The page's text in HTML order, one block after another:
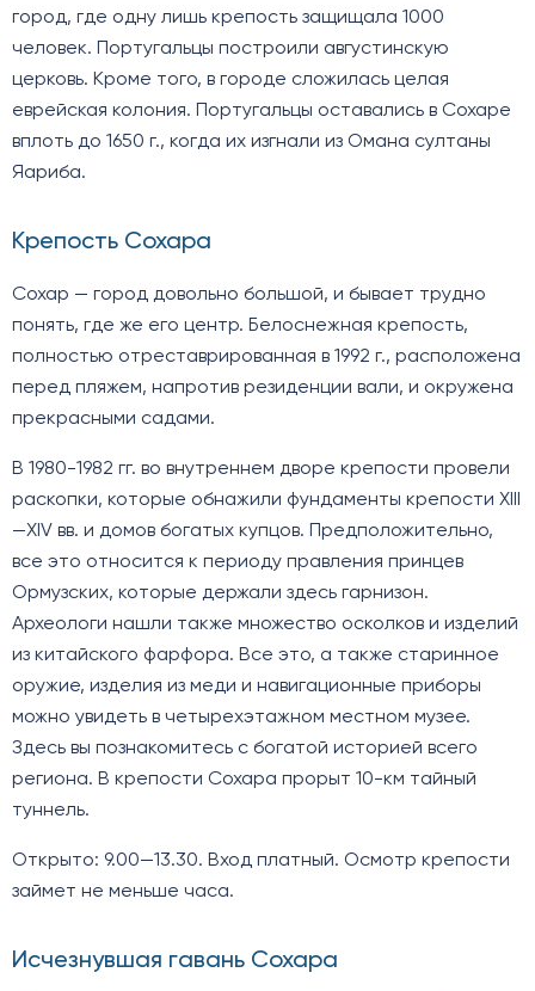
город, где одну лишь крепость защищала 1000
человек. Португальцы построили августинскую
церковь. Кроме того, в городе сложилась целая
еврейская колония. Португальцы оставались в Сохаре
вплоть до 1650 г., когда их изгнали из Омана султаны
Яариба.
Крепость Сохара
Сохар — город довольно большой, и бывает трудно
понять, где же его центр. Белоснежная крепость,
полностью отреставрированная в 1992 г., расположена
перед пляжем, напротив резиденции вали, и окружена
прекрасными садами.
В 1980-1982 гг. во внутреннем дворе крепости провели
раскопки, которые обнажили фундаменты крепости XIII
—XIV вв. и домов богатых купцов. Предположительно,
все это относится к периоду правления принцев
Ормузских, которые держали здесь гарнизон.
Археологи нашли также множество осколков и изделий
из китайского фарфора. Все это, а также старинное
оружие, изделия из меди и навигационные приборы
можно увидеть в четырехэтажном местном музее.
Здесь вы познакомитесь с богатой историей всего
региона. В крепости Сохара прорыт 10-км тайный
туннель.
Открыто: 9.00—13.30. Вход платный. Осмотр крепости
займет не меньше часа.
Исчезнувшая гавань Сохара